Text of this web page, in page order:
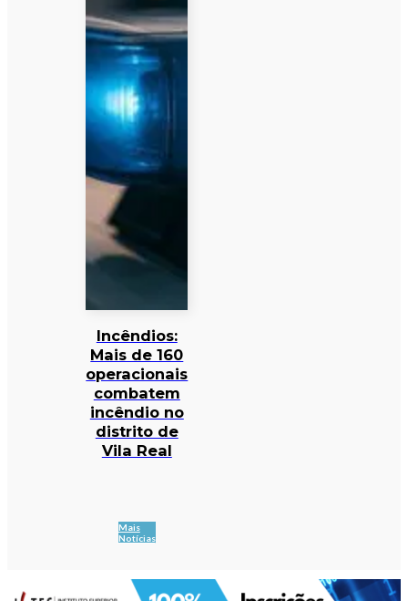
Incêndios:
Mais de 160
operacionais
combatem
incêndio no
distrito de
Vila Real
Mais
Notícias